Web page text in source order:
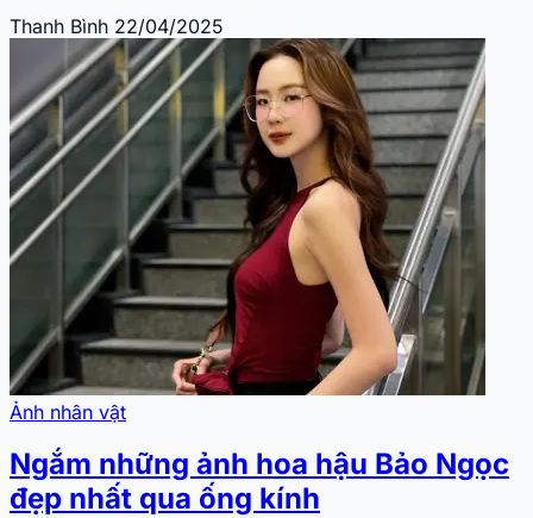
Thanh Bình 22/04/2025
Ảnh nhân vật
Ngắm những ảnh hoa hậu Bảo Ngọc
đẹp nhất qua ống kính